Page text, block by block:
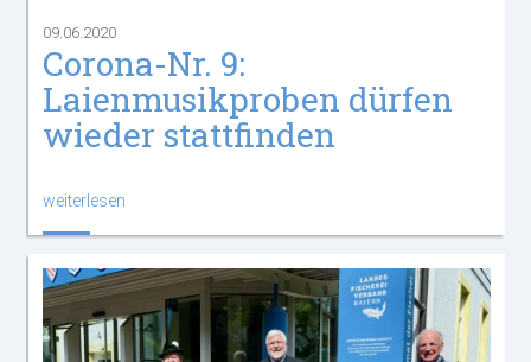
09.06.2020
Corona-Nr. 9:
Laienmusikproben dürfen
wieder stattfinden
weiterlesen